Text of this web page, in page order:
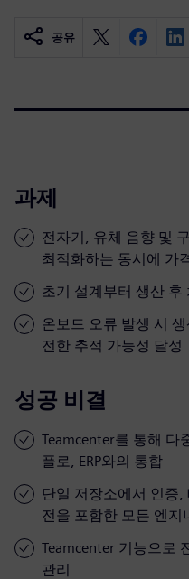
공유
과제
전자기, 유체 음향 및
최적화하는 동시에 가
초기 설계부터 생산 후
온보드 오류 발생 시
전한 추적 가능성 달성
성공 비결
Teamcenter를 통해 다
플로, ERP와의 통합
단일 저장소에서 인증,
전을 포함한 모든 엔지
Teamcenter 기능으로
관리